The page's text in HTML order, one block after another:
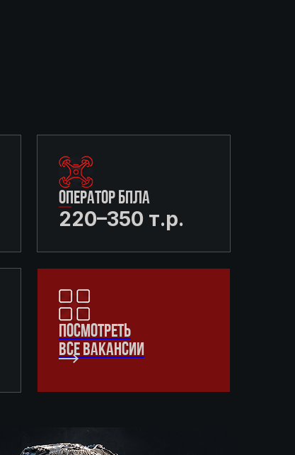
ОПЕРАТОР БПЛА
220–350 т.р.
ПОСМОТРЕТЬ
ВСЕ ВАКАНСИИ